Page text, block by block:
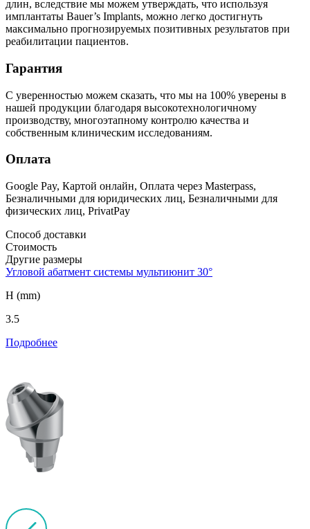
длин, вследствие мы можем утверждать, что используя
имплантаты Bauer’s Implants, можно легко достигнуть
максимально прогнозируемых позитивных результатов при
реабилитации пациентов.
Гарантия
С уверенностью можем сказать, что мы на 100% уверены в
нашей продукции благодаря высокотехнологичному
производству, многоэтапному контролю качества и
собственным клиническим исследованиям.
Оплата
Google Pay, Картой онлайн, Оплата через Masterpass,
Безналичными для юридических лиц, Безналичными для
физических лиц, PrivatPay
Способ доставки
Стоимость
Другие размеры
Угловой абатмент системы мультиюнит 30°
H (mm)
3.5
Подробнее